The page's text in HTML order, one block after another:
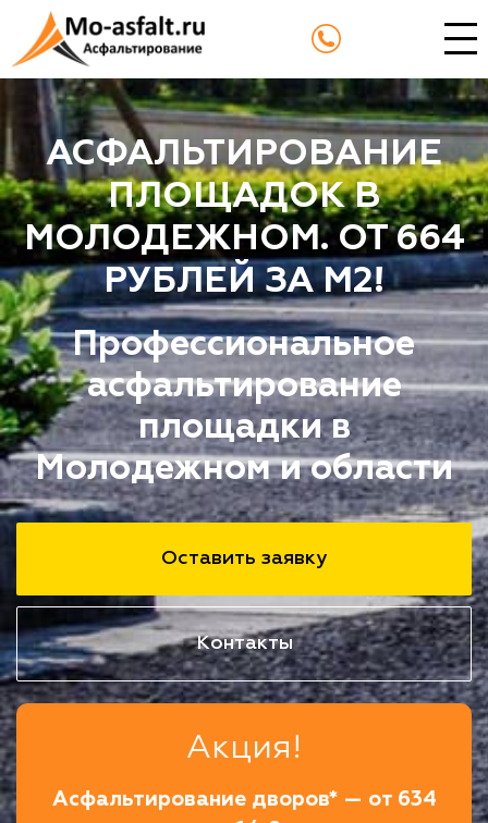
АСФАЛЬТИРОВАНИЕ
ПЛОЩАДОК В
МОЛОДЕЖНОМ. ОТ 664
РУБЛЕЙ ЗА М2!
Профессиональное
асфальтирование
площадки в
Молодежном и области
Оставить заявку
Контакты
Акция!
Асфальтирование дворов* — от 634